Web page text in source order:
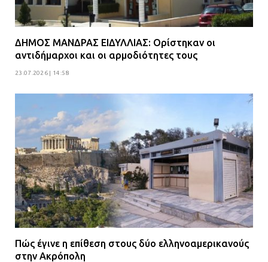
ΔΗΜΟΣ ΜΑΝΔΡΑΣ ΕΙΔΥΛΛΙΑΣ: Ορίστηκαν οι
αντιδήμαρχοι και οι αρμοδιότητες τους
23.07.2026 | 14:58
Πώς έγινε η επίθεση στους δύο ελληνοαμερικανούς
στην Ακρόπολη